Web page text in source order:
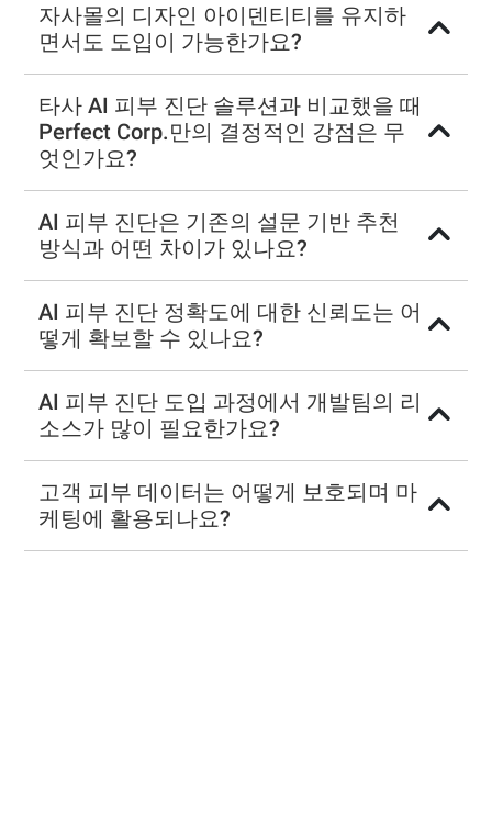
자사몰의 디자인 아이덴티티를 유지하
면서도 도입이 가능한가요?
타사 AI 피부 진단 솔루션과 비교했을 때
Perfect Corp.만의 결정적인 강점은 무
엇인가요?
AI 피부 진단은 기존의 설문 기반 추천
방식과 어떤 차이가 있나요?
AI 피부 진단 정확도에 대한 신뢰도는 어
떻게 확보할 수 있나요?
AI 피부 진단 도입 과정에서 개발팀의 리
소스가 많이 필요한가요?
고객 피부 데이터는 어떻게 보호되며 마
케팅에 활용되나요?